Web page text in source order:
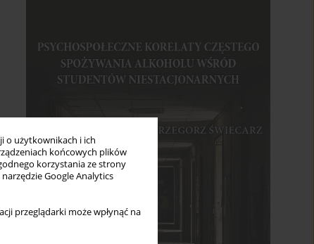
o użytkownikach i ich
końcowych plików
korzystania ze strony
Google Analytics
przeglądarki może wpłynąć na